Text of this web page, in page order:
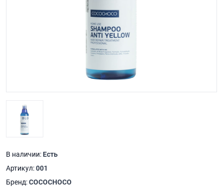
В наличии: Есть
Артикул:001
Бренд:COCOCHOCO